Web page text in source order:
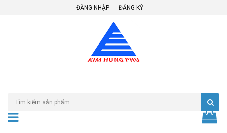
ĐĂNG NHẬP ĐĂNG KÝ